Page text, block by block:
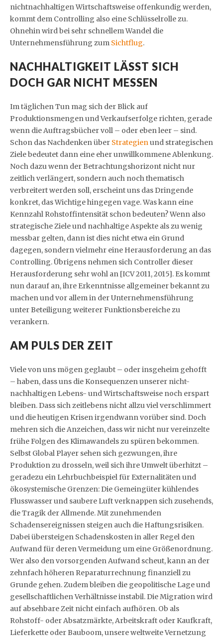
nichtnachhaltigen Wirtschaftsweise offenkundig werden,
kommt dem Controlling also eine Schlüsselrolle zu.
Ohnehin wird bei sehr schnellem Wandel die
Unternehmensführung zum Sichtflug.
NACHHALTIGKEIT LÄSST SICH
DOCH GAR NICHT MESSEN
Im täglichen Tun mag sich der Blick auf
Produktionsmengen und Verkaufserfolge richten, gerade
wenn die Auftragsbücher voll – oder eben leer – sind.
Schon das Nachdenken über Strategienund strategischen
Ziele bedeutet dann eine eher unwillkommene Ablenkung.
Noch dazu wenn der Betrachtungshorizont nicht nur
zeitlich verlängert, sondern auch noch thematisch
verbreitert werden soll, erscheint uns das Dringende
konkret, das Wichtige hingegen vage. Was kann eine
Kennzahl Rohstoffintensität schon bedeuten? Wenn also
strategische Ziele und nachhaltige Aspekte als zu wenig
messbar gelten, dann ist dies nicht etwa ein Grund
dagegen, sondern vielmehr eine Herausforderung an das
Controlling. Übrigens nehmen sich Controller dieser
Herausforderung sehr wohl an [ICV 2011, 2015]. Es kommt
nun darauf an, ihre Erkenntnisse allgemeiner bekannt zu
machen und vor allem in der Unternehmensführung
unter Beteiligung weiterer Funktionsbereiche zu
verankern.
AM PULS DER ZEIT
Viele von uns mögen geglaubt – oder insgeheim gehofft
– haben, dass uns die Konsequenzen unserer nicht-
nachhaltigen Lebens- und Wirtschaftsweise noch erspart
bleiben. Dass sich zeitlebens nicht allzu viel verschlimmert
und die heutigen Krisen irgendwann vorüber sind. Doch
mehren sich die Anzeichen, dass wir nicht nur vereinzelte
frühe Folgen des Klimawandels zu spüren bekommen.
Selbst Global Player sehen sich gezwungen, ihre
Produktion zu drosseln, weil sich ihre Umwelt überhitzt –
geradezu ein Lehrbuchbeispiel für Externalitäten und
ökosystemische Grenzen: Die Gemeingüter kühlendes
Flusswasser und saubere Luft verknappen sich zusehends,
die Tragik der Allmende. Mit zunehmenden
Schadensereignissen steigen auch die Haftungsrisiken.
Dabei übersteigen Schadenskosten in aller Regel den
Aufwand für deren Vermeidung um eine Größenordnung.
Wer also den vorsorgenden Aufwand scheut, kann an der
zehnfach höheren Reparaturrechnung finanziell zu
Grunde gehen. Zudem bleiben die geopolitische Lage und
gesellschaftlichen Verhältnisse instabil. Die Migration wird
auf absehbare Zeit nicht einfach aufhören. Ob als
Rohstoff- oder Absatzmärkte, Arbeitskraft oder Kaufkraft,
Lieferkette oder Bauboom, unsere weltweite Vernetzung